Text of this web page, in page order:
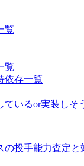
覧
覧
依存一覧
ているor実装しそ
の投手能力査定と